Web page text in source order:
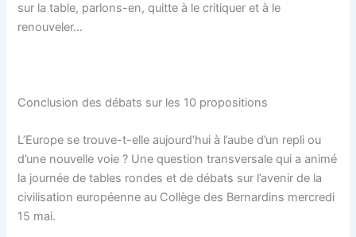
sur la table, parlons-en, quitte à le critiquer et à le
renouveler…
Conclusion des débats sur les 10 propositions
L’Europe se trouve-t-elle aujourd’hui à l’aube d’un repli ou
d’une nouvelle voie ? Une question transversale qui a animé
la journée de tables rondes et de débats sur l’avenir de la
civilisation européenne au Collège des Bernardins mercredi
15 mai.